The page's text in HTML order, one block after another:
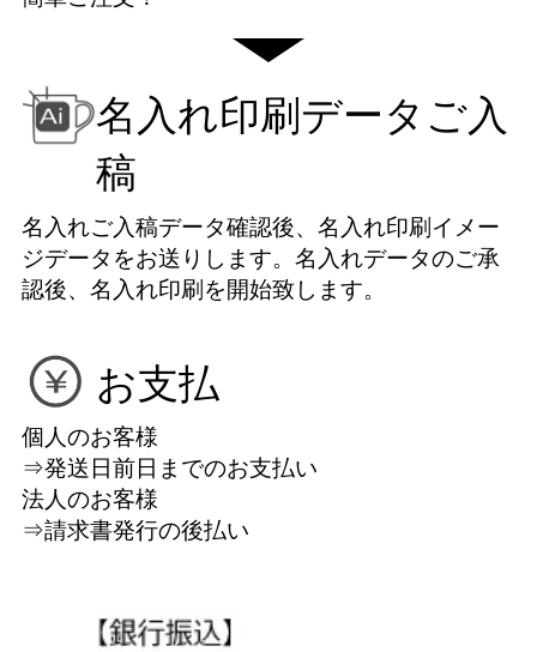
名入れ印刷データご入
稿
名入れご入稿データ確認後、名入れ印刷イメー
ジデータをお送りします。名入れデータのご承
認後、名入れ印刷を開始致します。
お支払
個人のお客様
⇒発送日前日までのお支払い
法人のお客様
⇒請求書発行の後払い